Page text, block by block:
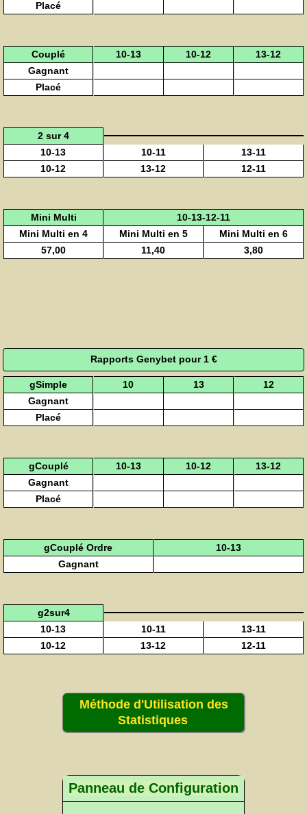
Placé
Couplé 10-13 10-12
13-12
Gagnant
Placé
2 sur 4
10-13
10-11
13-11
10-12
13-12 12-11
Mini Multi
10-13-12-11
Mini Multi en 4
Mini Multi en 5
Mini Multi en 6
57,00
11,40 3,80
Rapports Genybet pour 1 €
gSimple 10 13
12
Gagnant
Placé
gCouplé 10-13 10-12
13-12
Gagnant
Placé
gCouplé Ordre
10-13
Gagnant
g2sur4
10-13
10-11
13-11
10-12
13-12 12-11
Méthode d'Utilisation des
Statistiques
Panneau de Configuration